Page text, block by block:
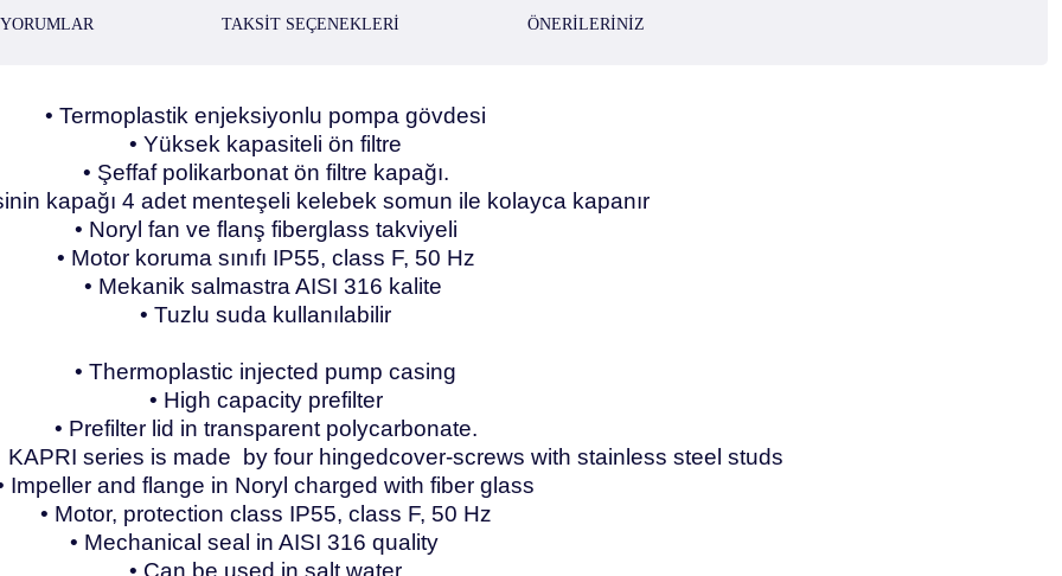
YORUMLAR TAKSIT SEÇENEKLERI ÖNERILERINIZ
• Termoplastik enjeksiyonlu pompa gövdesi
• Yüksek kapasiteli ön filtre
• Şeffaf polikarbonat ön filtre kapağı.
kapağı 4 adet menteşeli kelebek somun ile kolayca kapanır
• Noryl fan ve flanş fiberglass takviyeli
• Motor koruma sınıfı IP55, class F, 50 Hz
• Mekanik salmastra AISI 316 kalite
• Tuzlu suda kullanılabilir
• Thermoplastic injected pump casing
• High capacity prefilter
• Prefilter lid in transparent polycarbonate.
series is made by four hingedcover-screws with stainless steel studs
Impeller and flange in Noryl charged with fiber glass
• Motor, protection class IP55, class F, 50 Hz
• Mechanical seal in AISI 316 quality
• Can be used in salt water